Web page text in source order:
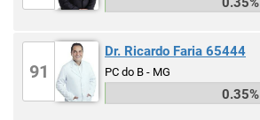
91
Dr. Ricardo Faria 65444
PC do B - MG
0.35%